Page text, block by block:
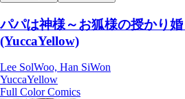
パパは神様～お狐様の授かり
(YuccaYellow)
Lee SolWoo, Han SiWon
YuccaYellow
Full Color Comics